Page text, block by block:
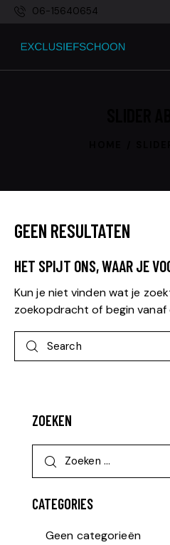
06-15640654
GEEN RESULTATEN
HET SPIJT ONS, WAAR JE
Kun je niet vinden wat je
zoekopdracht of begin vanaf
ZOEKEN
CATEGORIES
Geen categorieën